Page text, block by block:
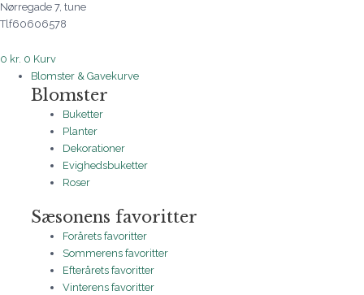
Nørregade 7, tune
Tlf60606578
0 kr. 0 Kurv
Blomster & Gavekurve
Blomster
Buketter
Planter
Dekorationer
Evighedsbuketter
Roser
Sæsonens favoritter
Forårets favoritter
Sommerens favoritter
Efterårets favoritter
Vinterens favoritter